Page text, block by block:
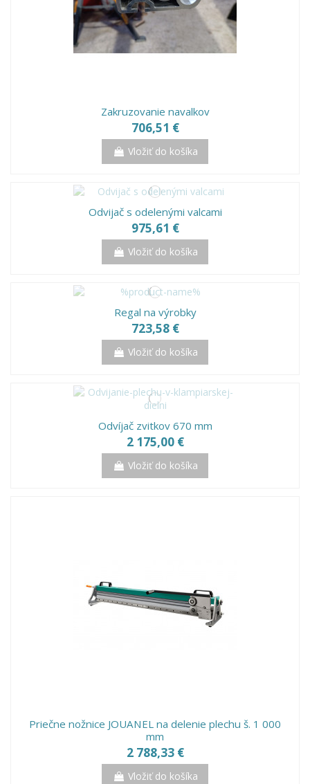
Zakruzovanie navalkov
706,51 €
Vložiť do košíka
Odvijač s odelenými valcami
975,61 €
Vložiť do košíka
Regal na výrobky
723,58 €
Vložiť do košíka
Odvíjač zvitkov 670 mm
2 175,00 €
Vložiť do košíka
Priečne nožnice JOUANEL na delenie plechu š. 1 000
mm
2 788,33 €
Vložiť do košíka